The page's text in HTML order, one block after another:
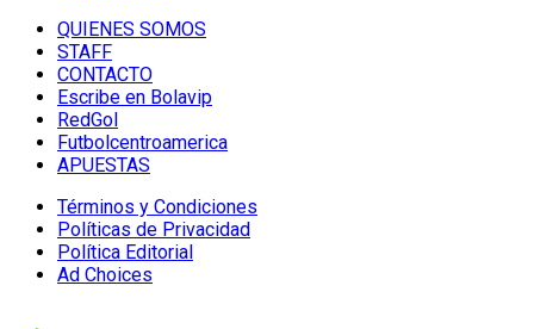
QUIENES SOMOS
STAFF
CONTACTO
Escribe en Bolavip
RedGol
Futbolcentroamerica
APUESTAS
Términos y Condiciones
Políticas de Privacidad
Política Editorial
Ad Choices